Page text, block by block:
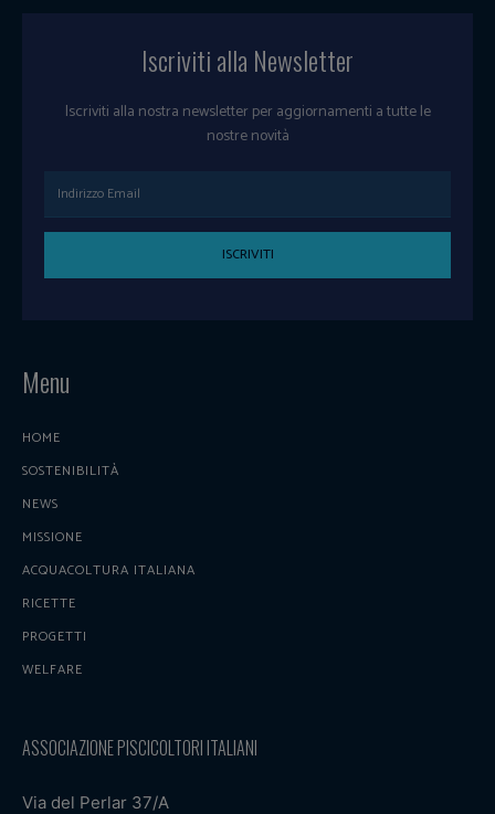
Iscriviti alla Newsletter
Iscriviti alla nostra newsletter per aggiornamenti a tutte le
nostre novità
ISCRIVITI
Menu
HOME
SOSTENIBILITÀ
NEWS
MISSIONE
ACQUACOLTURA ITALIANA
RICETTE
PROGETTI
WELFARE
ASSOCIAZIONE PISCICOLTORI ITALIANI
Via del Perlar 37/A